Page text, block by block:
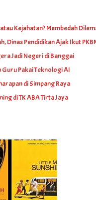
Kejahatan? Membedah
Dinas Pendidikan Ajak Ikut
Jadi Negeri di Banggai
Guru Pakai Teknologi AI
di Simpang Raya
di TK ABA Tirta Jaya